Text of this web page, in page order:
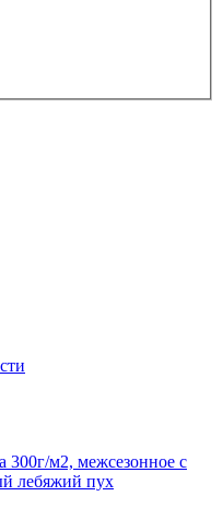
м2, межсезонное с
лебяжий пух